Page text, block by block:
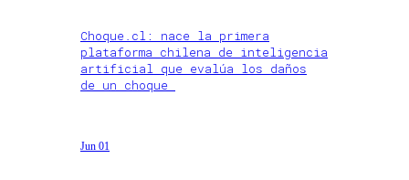
Choque.cl: nace la primera
plataforma chilena de inteligencia
artificial que evalúa los daños
de un choque
Jun 01